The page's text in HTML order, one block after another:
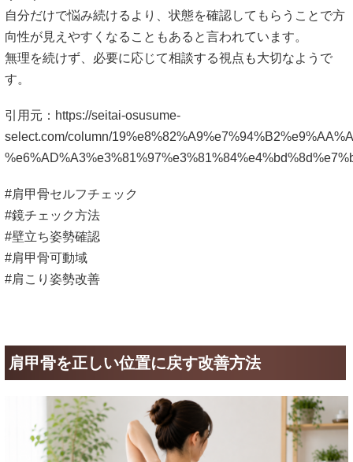
自分だけで悩み続けるより、状態を確認してもらうことで方
向性が見えやすくなることもあると言われています。
無理を続けず、必要に応じて相談する視点も大切なようで
す。
引用元： https://seitai-osusume-
select.com/column/
#肩甲骨セルフチェック
#鏡チェック方法
#壁立ち姿勢確認
#肩甲骨可動域
#肩こり姿勢改善
肩甲骨を正しい位置に戻す改善方法